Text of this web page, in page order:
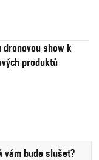
dronovou show k
produktů
bude slušet?